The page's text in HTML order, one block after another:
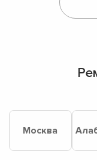
Москва